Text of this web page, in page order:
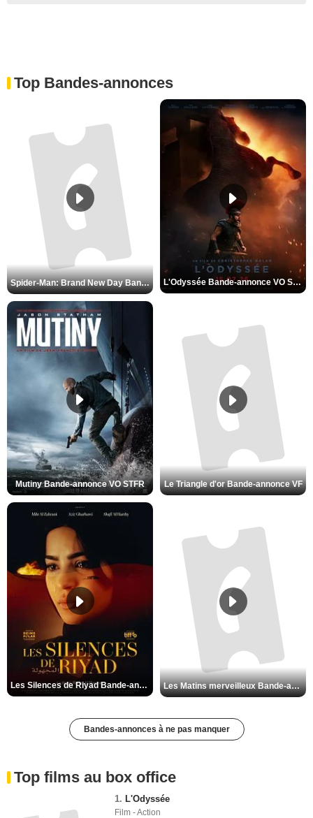
Top Bandes-annonces
Spider-Man: Brand New Day Bande-annonce VO STFR L'Odyssée Bande-annonce VO STFR
Mutiny Bande-annonce VO STFR Le Triangle d'or Bande-annonce VF
Les Silences de Riyad Bande-annonce VO STFR Les Matins merveilleux Bande-annonce VF
Bandes-annonces à ne pas manquer
Top films au box office
1. L'Odyssée
Film - Action